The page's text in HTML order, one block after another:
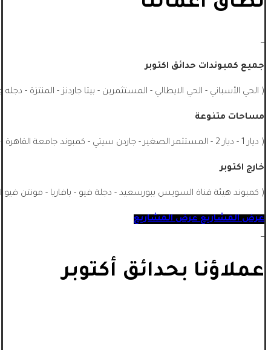
_
جميع كمبوندات حدائق اكتوبر
( الحي الأسباني - الحي الايطالي - المستثمرين - بيتا جاردنز - المنتزة -
مساحات متنوعة
( ديار 1 - ديار 2 - المستثمر الصغير - جاردن سيتي - كمبوند جامعة القاهرة - الشيخ زايد - جميع احياء اكتوبر - اشجار سيتي - ماونتن فيو اكتوبر ...)
خارج اكتوبر
( كمبوند هيئة قناة السويس ببورسعيد - دجلة فيو - بافاريا - مونتن
عرض المشاريععرض المشاريع
_
عملاؤنا بحدائق أكتوبر